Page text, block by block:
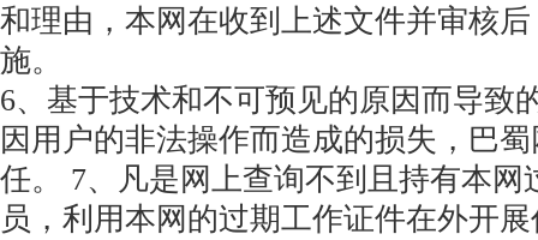
和理由，本网在收到上述文件并审核
施。
6、基于技术和不可预见的原因而导致
因用户的非法操作而造成的损失，巴
任。 7、凡是网上查询不到且持有本网
员，利用本网的过期工作证件在外开